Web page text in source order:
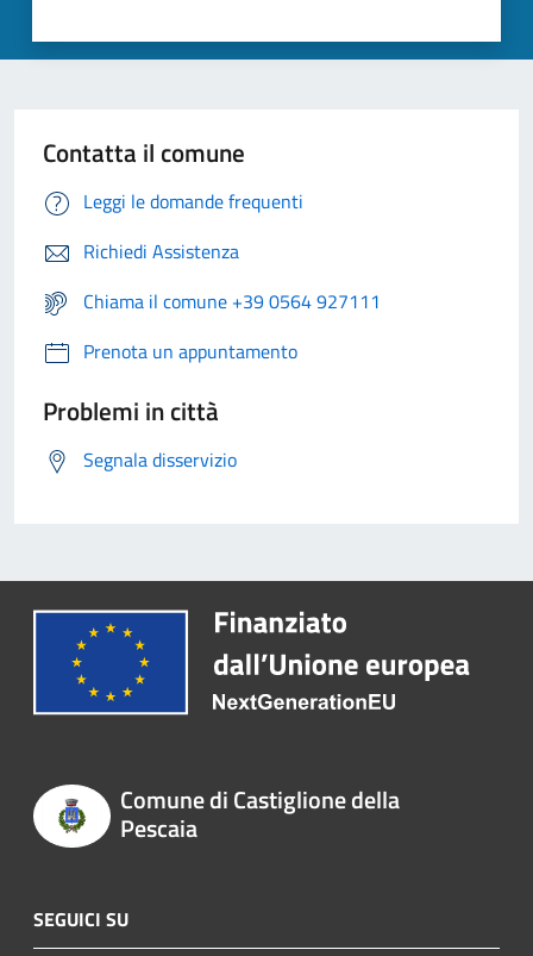
Contatta il comune
Leggi le domande frequenti
Richiedi Assistenza
Chiama il comune +39 0564 927111
Prenota un appuntamento
Problemi in città
Segnala disservizio
Comune di Castiglione della
Pescaia
SEGUICI SU